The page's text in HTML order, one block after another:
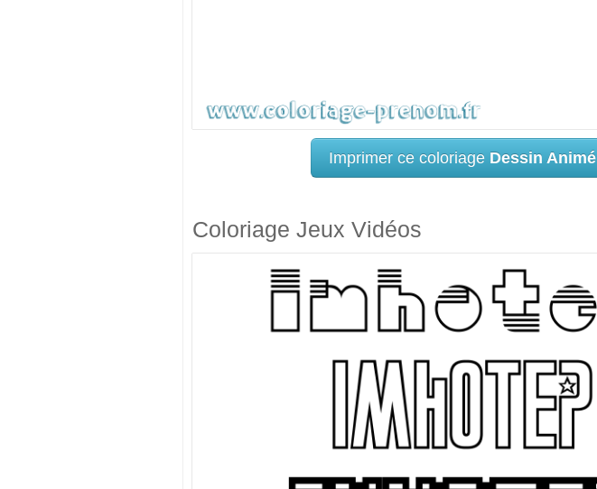
Imprimer ce coloriage Dessin Animé
Coloriage Jeux Vidéos